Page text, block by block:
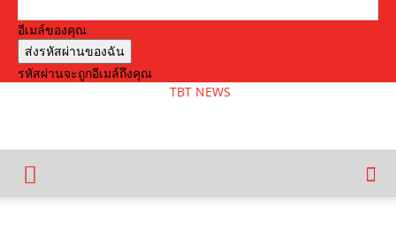
อีเมล์ของคุณ
รหัสผ่านจะถูกอีเมล์ถึงคุณ
TBT NEWS